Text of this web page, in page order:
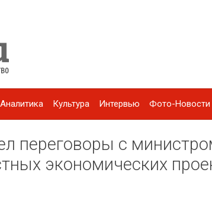
Аналитика Культура Интервью Фото-Новости
переговоры с
экономических